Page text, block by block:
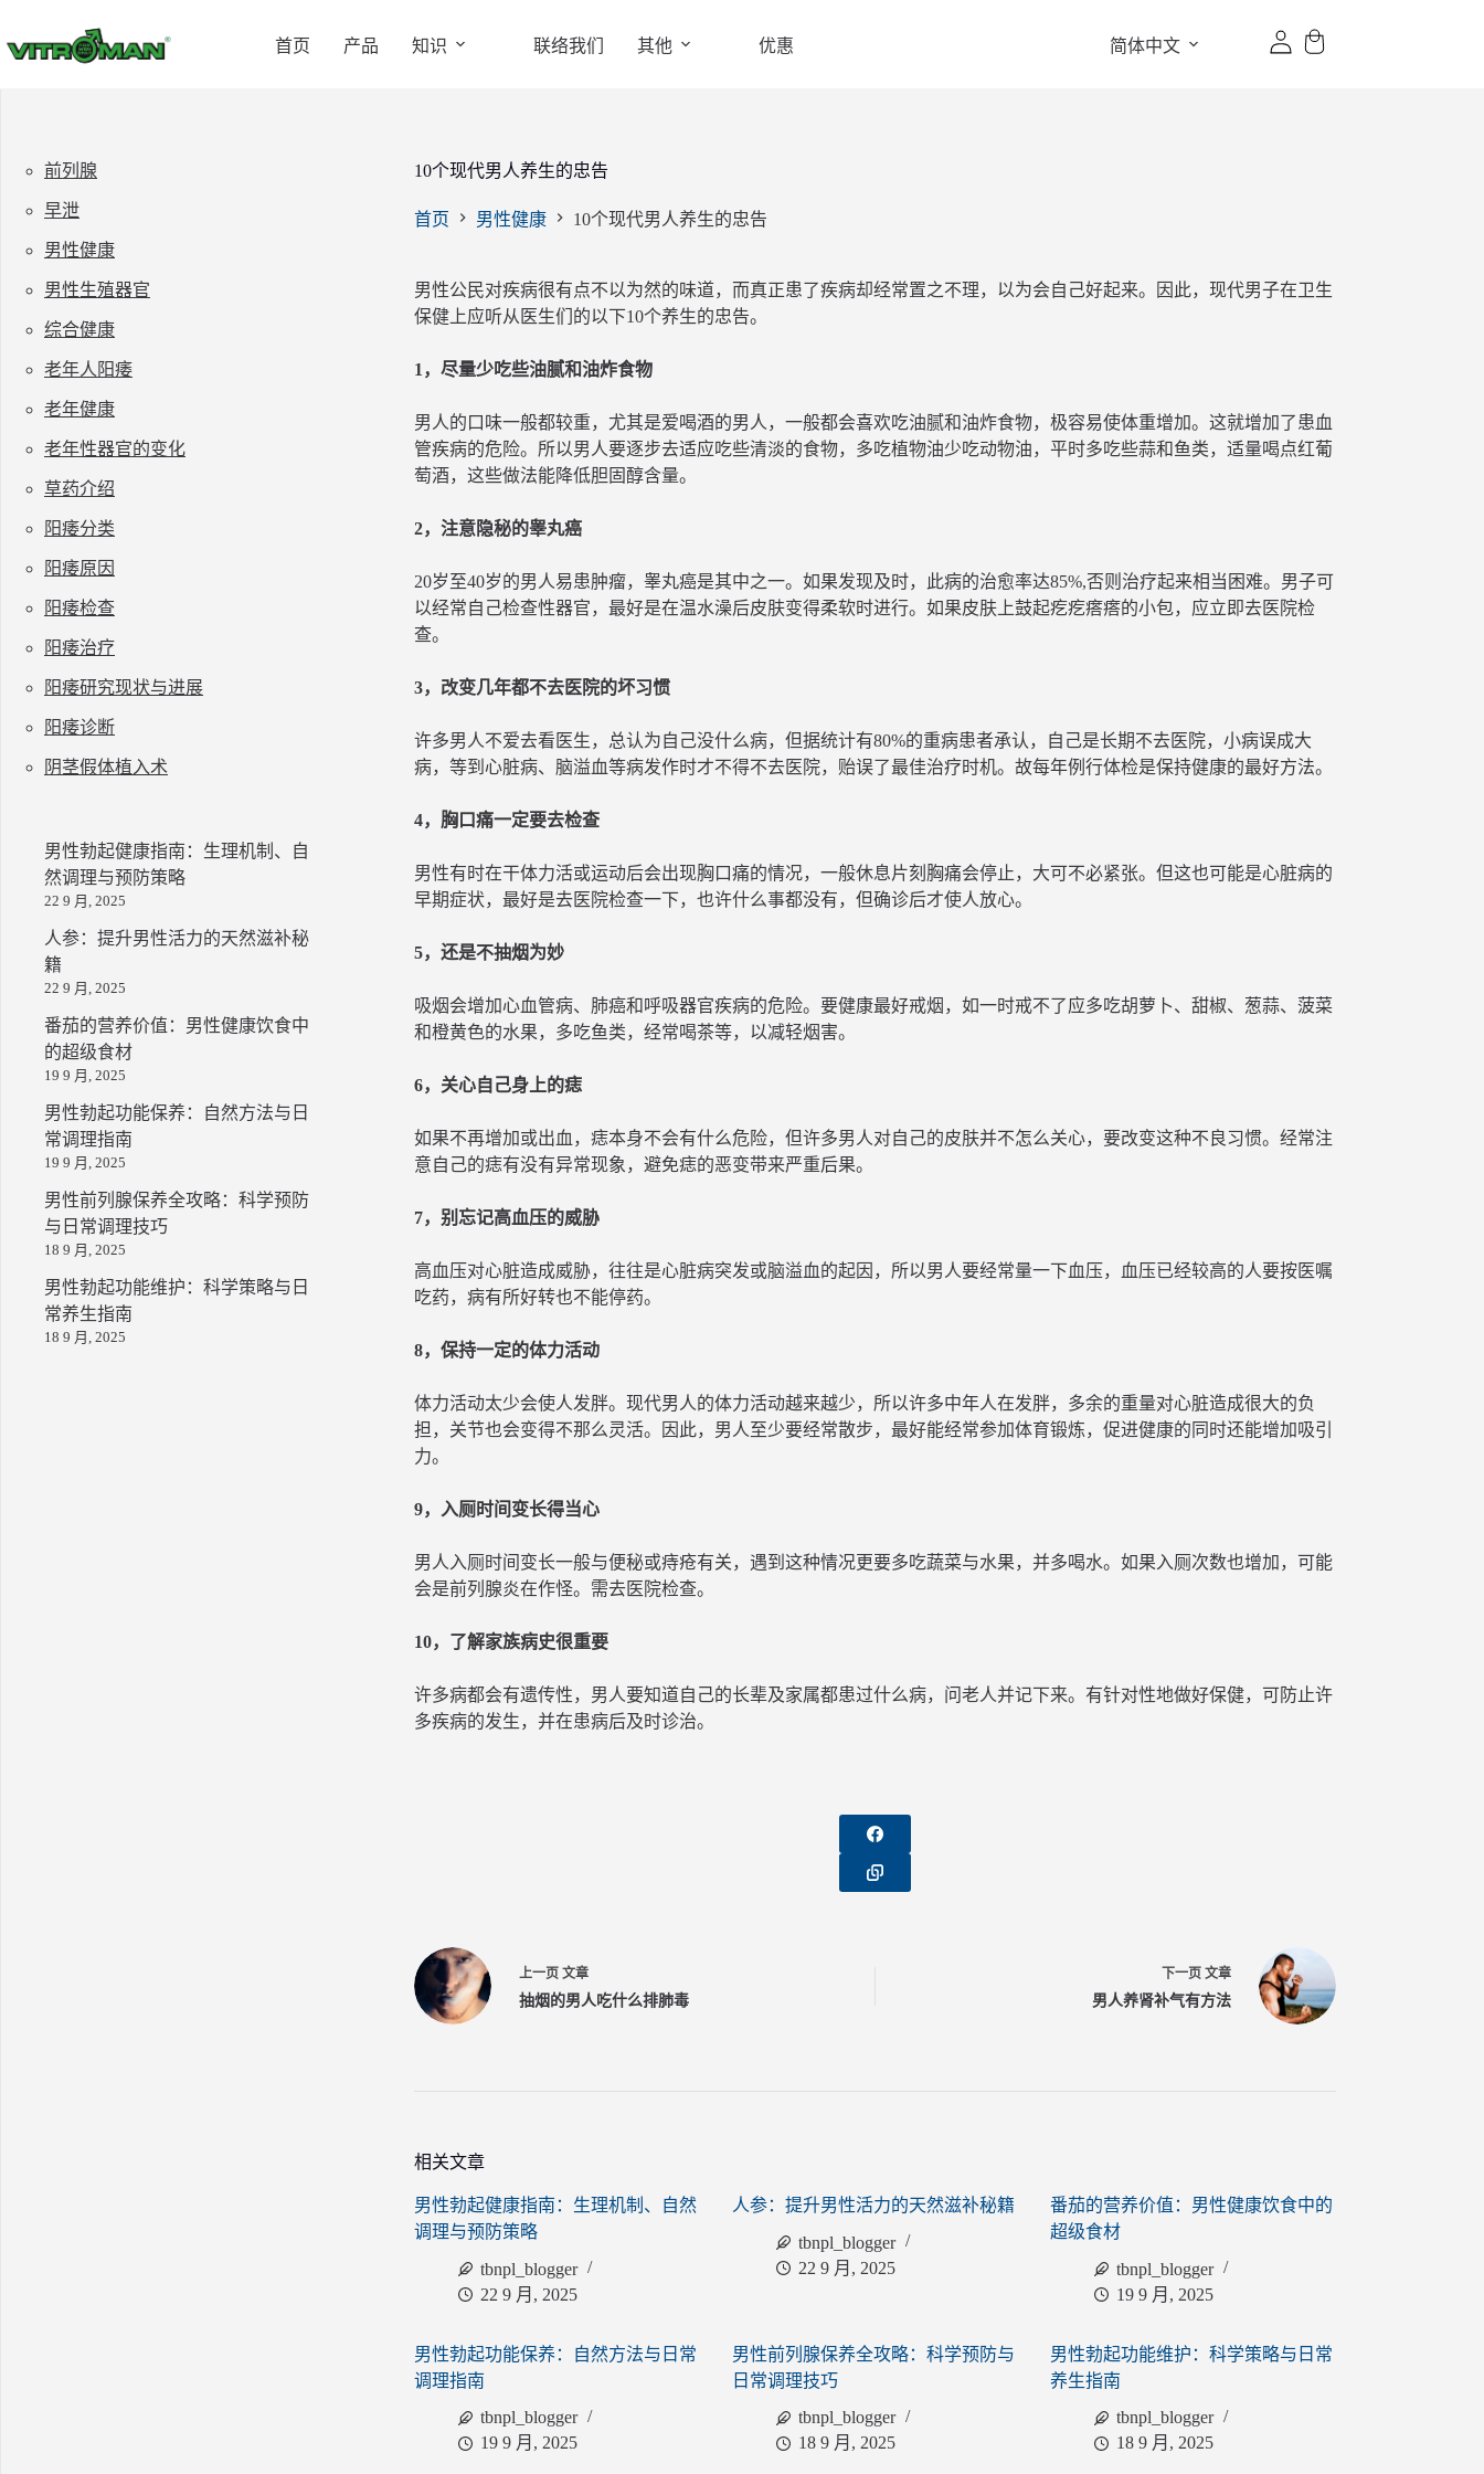
过
容
首页 产品 知识 联络我们 其他 优惠 简体中文
10个现代男人养生的忠告
首页 男性健康 10个现代男人养生的忠告
男性公民对疾病很有点不以为然的味道，而真正患了疾病却经常置之不理，以为会自己好起来。因此，现代男子在卫生
保健上应听从医生们的以下10个养生的忠告。
1，尽量少吃些油腻和油炸食物
男人的口味一般都较重，尤其是爱喝酒的男人，一般都会喜欢吃油腻和油炸食物，极容易使体重增加。这就增加了患血
管疾病的危险。所以男人要逐步去适应吃些清淡的食物，多吃植物油少吃动物油，平时多吃些蒜和鱼类，适量喝点红葡
萄酒，这些做法能降低胆固醇含量。
2，注意隐秘的睾丸癌
20岁至40岁的男人易患肿瘤，睾丸癌是其中之一。如果发现及时，此病的治愈率达85%,否则治疗起来相当困难。男子可
以经常自己检查性器官，最好是在温水澡后皮肤变得柔软时进行。如果皮肤上鼓起疙疙瘩瘩的小包，应立即去医院检
查。
3，改变几年都不去医院的坏习惯
许多男人不爱去看医生，总认为自己没什么病，但据统计有80%的重病患者承认，自己是长期不去医院，小病误成大
病，等到心脏病、脑溢血等病发作时才不得不去医院，贻误了最佳治疗时机。故每年例行体检是保持健康的最好方法。
4，胸口痛一定要去检查
男性有时在干体力活或运动后会出现胸口痛的情况，一般休息片刻胸痛会停止，大可不必紧张。但这也可能是心脏病的
早期症状，最好是去医院检查一下，也许什么事都没有，但确诊后才使人放心。
5，还是不抽烟为妙
吸烟会增加心血管病、肺癌和呼吸器官疾病的危险。要健康最好戒烟，如一时戒不了应多吃胡萝卜、甜椒、葱蒜、菠菜
和橙黄色的水果，多吃鱼类，经常喝茶等，以减轻烟害。
6，关心自己身上的痣
如果不再增加或出血，痣本身不会有什么危险，但许多男人对自己的皮肤并不怎么关心，要改变这种不良习惯。经常注
意自己的痣有没有异常现象，避免痣的恶变带来严重后果。
7，别忘记高血压的威胁
高血压对心脏造成威胁，往往是心脏病突发或脑溢血的起因，所以男人要经常量一下血压，血压已经较高的人要按医嘱
吃药，病有所好转也不能停药。
8，保持一定的体力活动
体力活动太少会使人发胖。现代男人的体力活动越来越少，所以许多中年人在发胖，多余的重量对心脏造成很大的负
担，关节也会变得不那么灵活。因此，男人至少要经常散步，最好能经常参加体育锻炼，促进健康的同时还能增加吸引
力。
9，入厕时间变长得当心
男人入厕时间变长一般与便秘或痔疮有关，遇到这种情况更要多吃蔬菜与水果，并多喝水。如果入厕次数也增加，可能
会是前列腺炎在作怪。需去医院检查。
10，了解家族病史很重要
许多病都会有遗传性，男人要知道自己的长辈及家属都患过什么病，问老人并记下来。有针对性地做好保健，可防止许
多疾病的发生，并在患病后及时诊治。
上一页 文章
抽烟的男人吃什么排肺毒
下一页 文章
男人养肾补气有方法
相关文章
男性勃起健康指南：生理机制、自然
调理与预防策略
tbnpl_blogger
22 9 月, 2025
人参：提升男性活力的天然滋补秘籍
tbnpl_blogger
22 9 月, 2025
番茄的营养价值：男性健康饮食中的
超级食材
tbnpl_blogger
19 9 月, 2025
男性勃起功能保养：自然方法与日常
调理指南
tbnpl_blogger
19 9 月, 2025
男性前列腺保养全攻略：科学预防与
日常调理技巧
tbnpl_blogger
18 9 月, 2025
男性勃起功能维护：科学策略与日常
养生指南
tbnpl_blogger
18 9 月, 2025
前列腺
早泄
男性健康
男性生殖器官
综合健康
老年人阳痿
老年健康
老年性器官的变化
草药介绍
阳痿分类
阳痿原因
阳痿检查
阳痿治疗
阳痿研究现状与进展
阳痿诊断
阴茎假体植入术
男性勃起健康指南：生理机制、自
然调理与预防策略
22 9 月, 2025
人参：提升男性活力的天然滋补秘
籍
22 9 月, 2025
番茄的营养价值：男性健康饮食中
的超级食材
19 9 月, 2025
男性勃起功能保养：自然方法与日
常调理指南
19 9 月, 2025
男性前列腺保养全攻略：科学预防
与日常调理技巧
18 9 月, 2025
男性勃起功能维护：科学策略与日
常养生指南
18 9 月, 2025